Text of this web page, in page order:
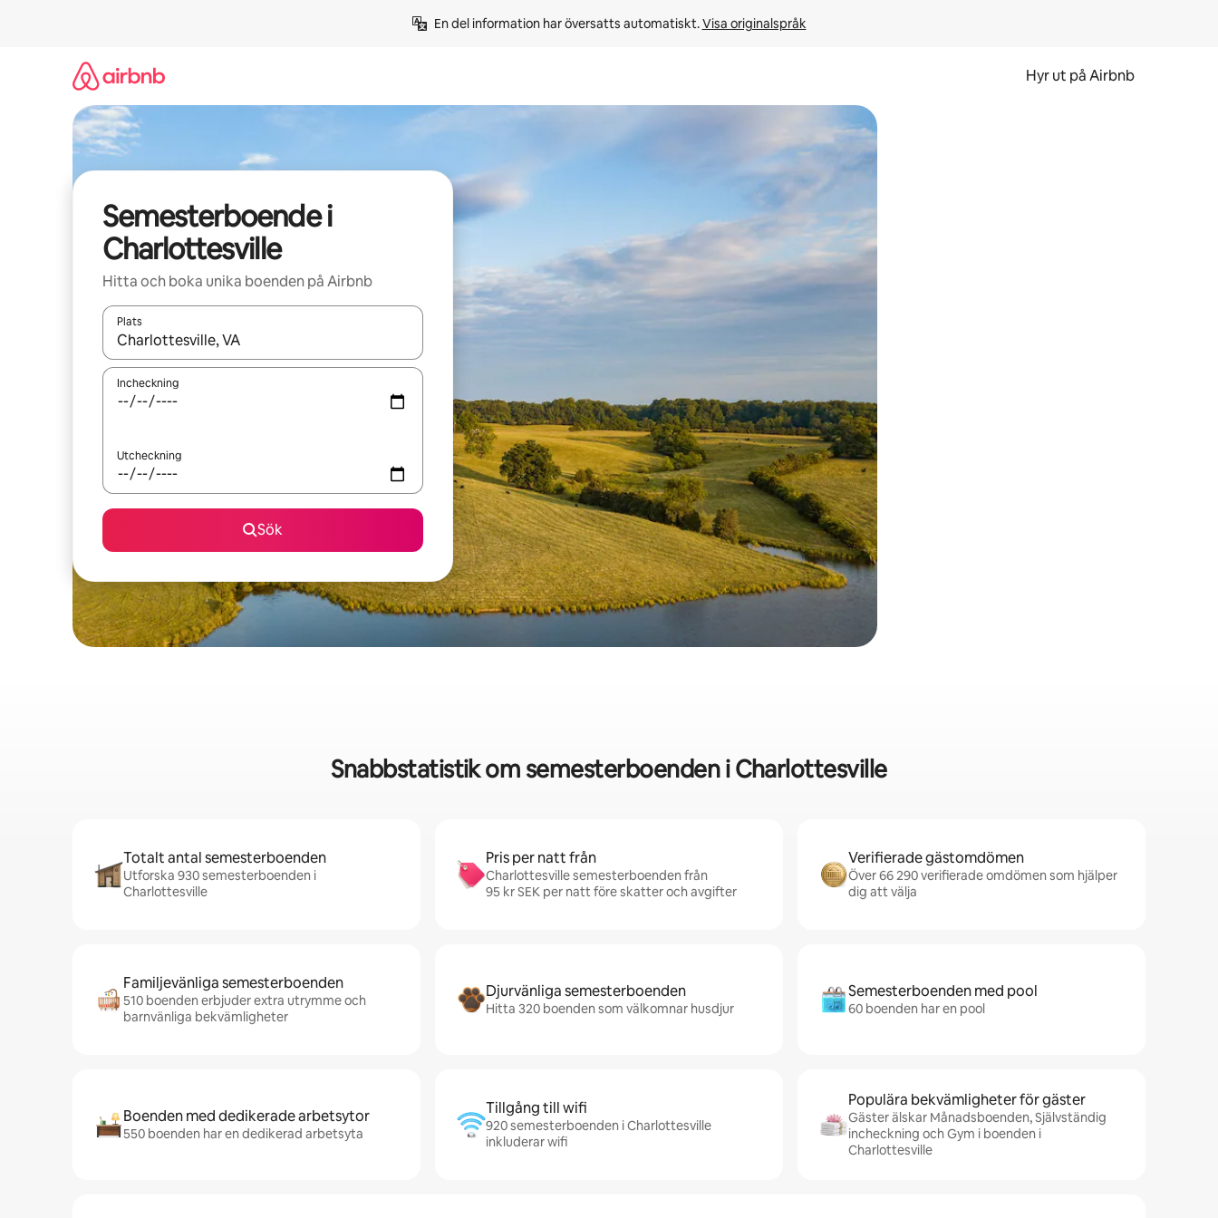
En del information har översatts automatiskt. Visa originalspråk
Hyr ut på Airbnb
Semesterboende i
Charlottesville
Hitta och boka unika boenden på Airbnb
Plats
När resultaten är tillgängliga kan du navigera med upp- och nedåtpilarna eller utforska genom att trycka eller svepa.
Incheckning
Utcheckning
Sök
Snabbstatistik om semesterboenden i Charlottesville
Totalt antal semesterboenden
Utforska 930 semesterboenden i
Charlottesville
Pris per natt från
Charlottesville semesterboenden från
95 kr SEK per natt före skatter och avgifter
Verifierade gästomdömen
Över 66 290 verifierade omdömen som hjälper
dig att välja
Familjevänliga semesterboenden
510 boenden erbjuder extra utrymme och
barnvänliga bekvämligheter
Djurvänliga semesterboenden
Hitta 320 boenden som välkomnar husdjur
Semesterboenden med pool
60 boenden har en pool
Boenden med dedikerade arbetsytor
550 boenden har en dedikerad arbetsyta
Tillgång till wifi
920 semesterboenden i Charlottesville
inkluderar wifi
Populära bekvämligheter för gäster
Gäster älskar Månadsboenden, Självständig
incheckning och Gym i boenden i
Charlottesville